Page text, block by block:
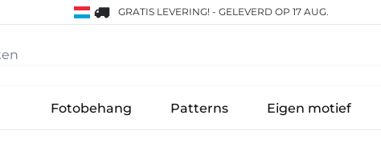
GRATIS LEVERING! - GELEVERD OP 17 AUG.
Fotobehang Patterns Eigen motief